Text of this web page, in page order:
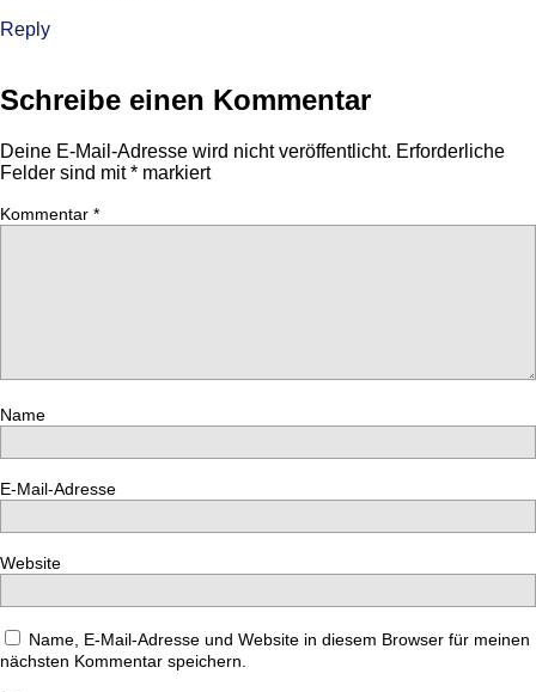
Reply
Schreibe einen Kommentar
Deine E-Mail-Adresse wird nicht veröffentlicht. Erforderliche
Felder sind mit* markiert
Kommentar *
Name
E-Mail-Adresse
Website
Name, E-Mail-Adresse und Website in diesem Browser für meinen
nächsten Kommentar speichern.